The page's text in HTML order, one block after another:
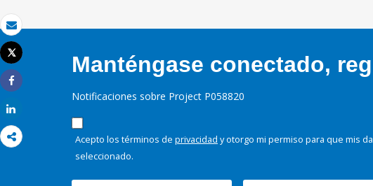
Correo electrónico
Imprimir
Tweet
Share
Manténgase conectado,
Notificaciones sobre Project P058820
Acepto los términos de privacidad y otorgo mi permiso para que mis
seleccionado.